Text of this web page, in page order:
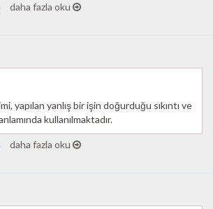
daha fazla oku
yapılan yanlış bir işin doğurduğu sıkıntı ve
kullanılmaktadır.
daha fazla oku